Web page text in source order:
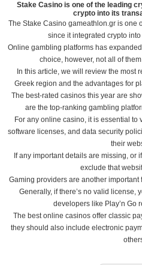
Stake Casino is one of the leading
crypto into its
The Stake Casino gameathlon.gr is one
since it integrated crypto
Online gambling platforms has
choice, however, not all of
In this article, we will review the most
Greek region and the advantages for
The best-rated casinos this year are
are the top-ranking gambling
For any online casino, it is essential
software licenses, and data security
their
If any important details are missing, or
exclude that
Gaming providers are another
Generally, if there’s no valid license,
developers like Play’n Go
The best online casinos offer classic
they should also include electronic